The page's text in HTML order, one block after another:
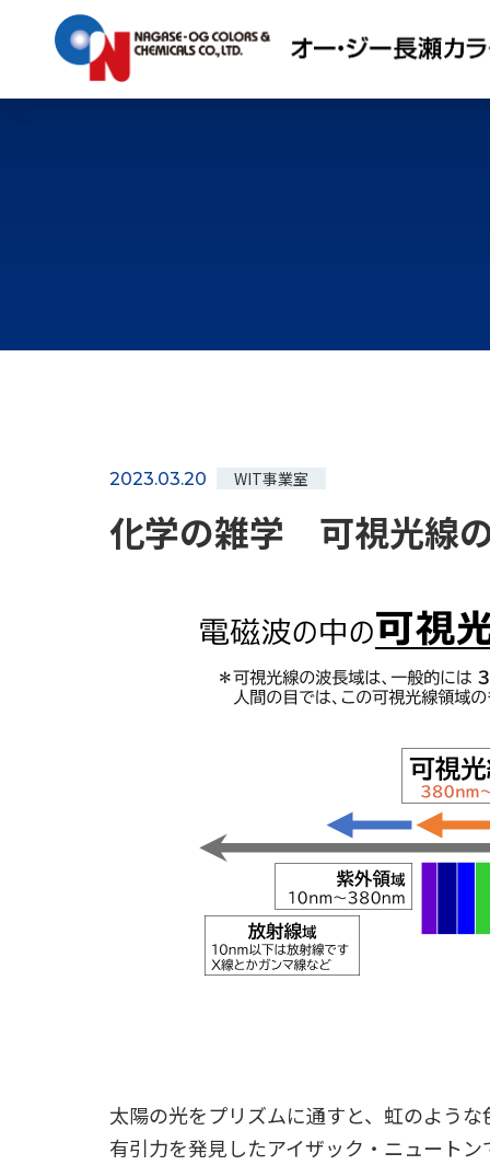
2023.03.20 WIT事業室
化学の雑学 可視光線
太陽の光をプリズムに通すと、虹のよう
有引力を発見したアイザック・ニュート